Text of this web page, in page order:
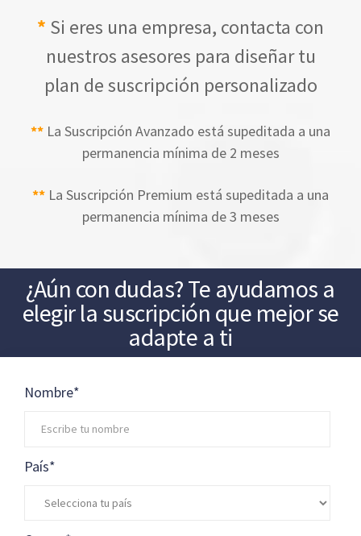
* Si eres una empresa, contacta con
nuestros asesores para diseñar tu
plan de suscripción personalizado
** La Suscripción Avanzado está supeditada a una
permanencia mínima de 2 meses
** La Suscripción Premium está supeditada a una
permanencia mínima de 3 meses
¿Aún con dudas? Te ayudamos a
elegir la suscripción que mejor se
adapte a ti
Nombre*
País*